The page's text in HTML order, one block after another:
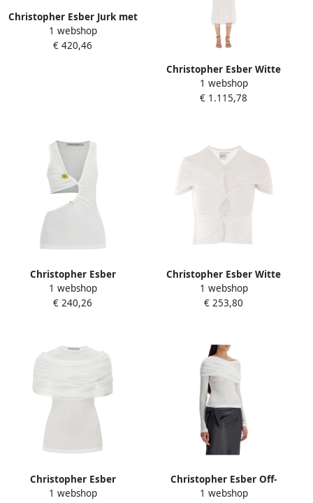
Christopher Esber Jurk met
uitsparingen en
natuurstenen White Dames
1 webshop
€ 420,46
Christopher Esber Witte
Franje Midi Jurk
Kantafwerking White
1 webshop
€ 1.115,78
Christopher Esber
Stressverlichtende
Mouwloze Ribtop White
1 webshop
€ 240,26
Christopher Esber Witte
Cropped Top met Voorste
Knoop White Dames
1 webshop
€ 253,80
Christopher Esber
Geribbelde Viscose Blouse
1 webshop
Christopher Esber Off-
shoulder Sonora Top met
1 webshop